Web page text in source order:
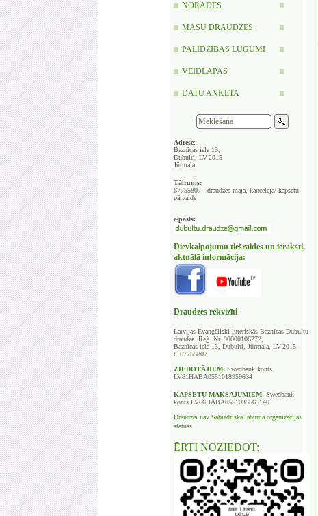
NORĀDES
MĀSU DRAUDZES
PALĪDZĪBAS LŪGUMI
VEIDLAPAS
DATU ANKETA
Adrese:
Baznīcas iela 13,
Dubulti, LV-2015
Jūrmala
Tālrunis:
67755807 - draudzes māja, kanceleja/ kapsētu
pārvalde
e-pasts:
Dievkalpojumu tiešraides un ieraksti,
aktuālā informācija:
Draudzes rekvizīti
Latvijas Evaņģēliski luteriskās Baznīcas Dubultu
draudze Reģ. Nr. 90000106272,
Baznīcas iela 13, Dubulti, Jūrmala, LV-2015,
t. 67755807
ZIEDOTĀJIEM: Swedbank konts
LV81HABA0551018959634
KAPSĒTU MAKSĀJUMIEM Swedbank
konts LV66HABA0551035565140
Draudzei nav Sabiedriskā labuma organizācijas
statuss
ĒRTI NOZIEDOT: